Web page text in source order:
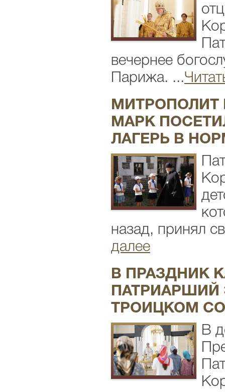
вечернее
Парижа. ...
МИТРОПОЛИТ
МАРК
ЛАГЕРЬ В
назад, принял
далее
В ПРАЗДНИК
ТРОИЦКОМ
В